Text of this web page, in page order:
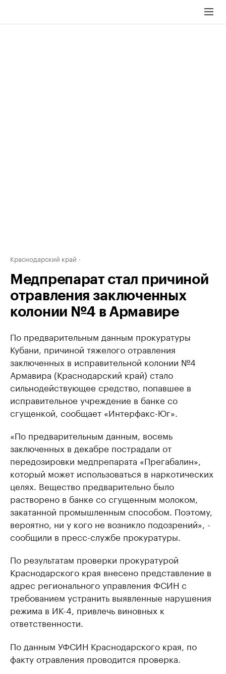
Краснодарский край
Медпрепарат стал причиной
отравления заключенных
колонии №4 в Армавире
По предварительным данным прокуратуры
Кубани, причиной тяжелого отравления
заключенных в исправительной колонии №4
Армавира (Краснодарский край) стало
сильнодействующее средство, попавшее в
исправительное учреждение в банке со
сгущенкой, сообщает «Интерфакс-Юг».
«По предварительным данным, восемь
заключенных в декабре пострадали от
передозировки медпрепарата «Прегабалин»,
который может использоваться в наркотических
целях. Вещество предварительно было
растворено в банке со сгущенным молоком,
закатанной промышленным способом. Поэтому,
вероятно, ни у кого не возникло подозрений», -
сообщили в пресс-службе прокуратуры.
По результатам проверки прокуратурой
Краснодарского края внесено представление в
адрес регионального управления ФСИН с
требованием устранить выявленные нарушения
режима в ИК-4, привлечь виновных к
ответственности.
По данным УФСИН Краснодарского края, по
факту отравления проводится проверка.